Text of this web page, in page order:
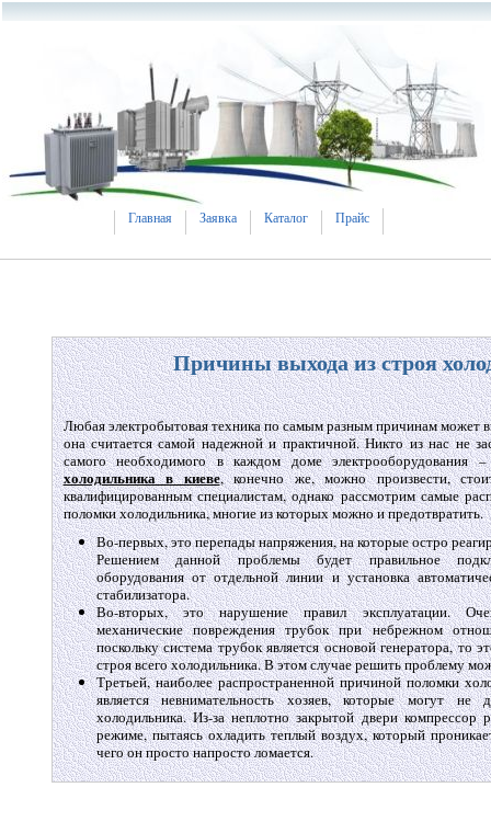
Главная Заявка Каталог Прайс
Причины выхода из строя
Любая электробытовая техника по самым разным причинам может
она считается самой надежной и практичной. Никто из нас не
самого необходимого в каждом доме электрооборудования
холодильника в киеве, конечно же, можно произвести,
квалифицированным специалистам, однако рассмотрим самые
поломки холодильника, многие из которых можно и предотвратить.
Во-первых, это перепады напряжения, на которые остро
Решением данной проблемы будет правильное
оборудования от отдельной линии и установка
стабилизатора.
Во-вторых, это нарушение правил эксплуатации.
механические повреждения трубок при небрежном
поскольку система трубок является основой генератора, то
строя всего холодильника. В этом случае решить проблему
Третьей, наиболее распространенной причиной поломки
является невнимательность хозяев, которые могут не
холодильника. Из-за неплотно закрытой двери компрессор
режиме, пытаясь охладить теплый воздух, который
чего он просто напросто ломается.